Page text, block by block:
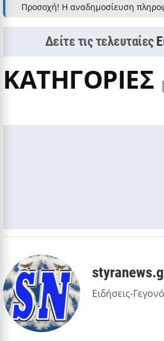
Προσοχή! Η αναδημοσίευση
Δείτε τις τελευταίες
ΚΑΤΗΓΟΡΙΕΣ
Ειδήσεις-